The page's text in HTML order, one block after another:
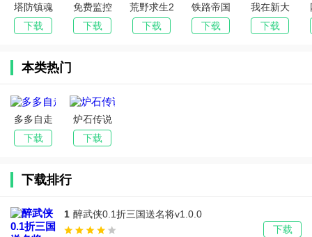
塔防镇魂
师2026最
新版本
下载
免费监控
精灵远程
(监控守护
下载
荒野求生2
免广告安
卓手机版
下载
铁路帝国
2026最新
版本
下载
我在新大
陆闯关最
新手机版
下载
本类热门
多多自走
棋国际服
最新版
Chess)
下载
炉石传说
国际服官
方手机版
下载
下载排行
1 醉武侠0.1折三国送名将v1.0.0
下载